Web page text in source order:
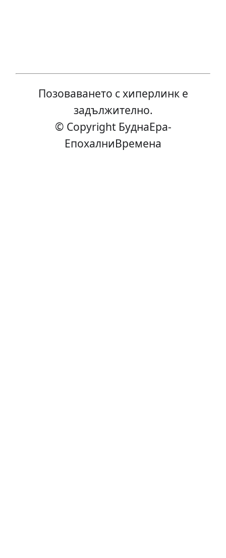
Позоваването с хиперлинк е
задължително.
© Copyright БуднаEра-
ЕпохалниВремена